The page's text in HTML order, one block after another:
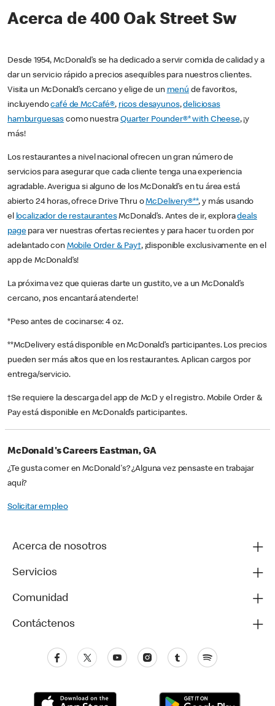
Acerca de 400 Oak Street Sw
Desde 1954, McDonald’s se ha dedicado a servir comida de calidad y a
dar un servicio rápido a precios asequibles para nuestros clientes.
Visita un McDonald’s cercano y elige de un menú de favoritos,
incluyendocafé de McCafé®, ricos desayunos,deliciosas
hamburguesas como nuestraQuarter Pounder®* with Cheese, ¡y
más!
Los restaurantes a nivel nacional ofrecen un gran número de
servicios para asegurar que cada cliente tenga una experiencia
agradable. Averigua si alguno de los McDonald’s en tu área está
abierto 24 horas, ofrece Drive Thru oMcDelivery®**, y más usando
el localizador de restaurantesMcDonald’s. Antes de ir, exploradeals
pagepara ver nuestras ofertas recientes y para hacer tu orden por
adelantado con Mobile Order & Pay†, ¡disponible exclusivamente en el
app de McDonald’s!
La próxima vez que quieras darte un gustito, ve a un McDonald’s
cercano, ¡nos encantará atenderte!
*Peso antes de cocinarse: 4 oz.
**McDelivery está disponible en McDonald’s participantes. Los precios
pueden ser más altos que en los restaurantes. Aplican cargos por
entrega/servicio.
†Se requiere la descarga del app de McD y el registro. Mobile Order &
Pay está disponible en McDonald’s participantes.
McDonald's Careers Eastman, GA
¿Te gusta comer en McDonald's? ¿Alguna vez pensaste en trabajar
aquí?
Solicitar empleo
Acerca de nosotros
Servicios
Comunidad
Contáctenos